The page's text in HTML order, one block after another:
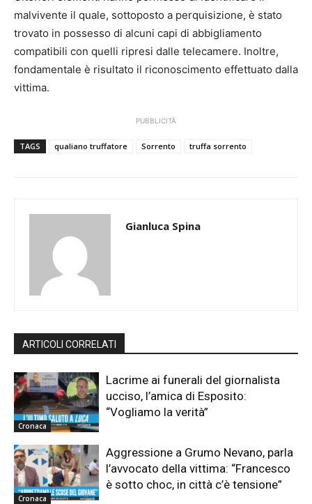
malvivente il quale, sottoposto a perquisizione, è stato
trovato in possesso di alcuni capi di abbigliamento
compatibili con quelli ripresi dalle telecamere. Inoltre,
fondamentale è risultato il riconoscimento effettuato dalla
vittima.
PUBBLICITÀ
TAGS qualiano truffatore Sorrento truffa sorrento
Gianluca Spina
ARTICOLI CORRELATI
Cronaca
Lacrime ai funerali del giornalista
ucciso, l’amica di Esposito:
“Vogliamo la verità”
Cronaca
Aggressione a Grumo Nevano, parla
l’avvocato della vittima: “Francesco
è sotto choc, in città c’è tensione”